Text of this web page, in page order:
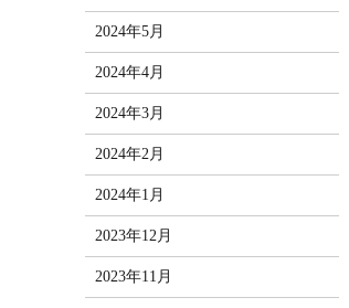
2024年5月
2024年4月
2024年3月
2024年2月
2024年1月
2023年12月
2023年11月